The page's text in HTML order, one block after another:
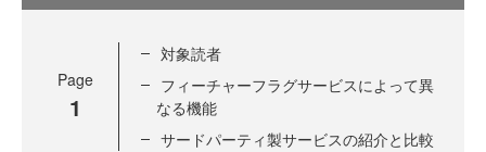
Page
1
対象読者
フィーチャーフラグサービスによって異
なる機能
サードパーティ製サービスの紹介と比較